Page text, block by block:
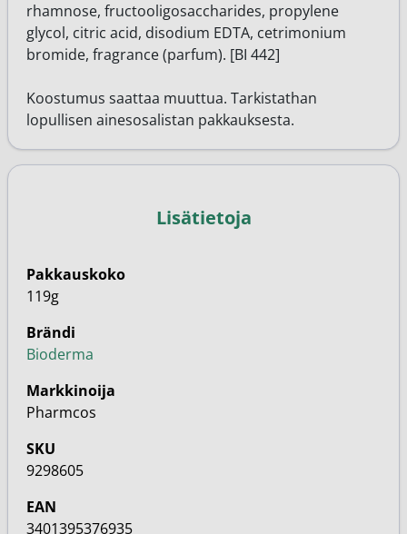
rhamnose, fructooligosaccharides, propylene
glycol, citric acid, disodium EDTA, cetrimonium
bromide, fragrance (parfum). [BI 442]
Koostumus saattaa muuttua. Tarkistathan
lopullisen ainesosalistan pakkauksesta.
Lisätietoja
Pakkauskoko
119g
Brändi
Bioderma
Markkinoija
Pharmcos
SKU
9298605
EAN
3401395376935